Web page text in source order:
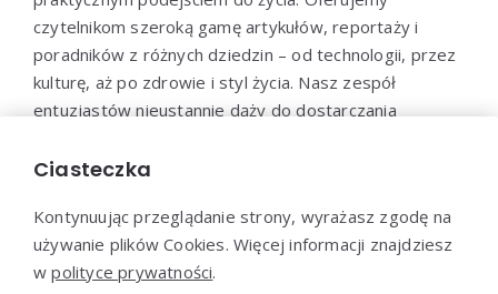
czytelnikom szeroką gamę artykułów, reportaży i
poradników z różnych dziedzin – od technologii, przez
kulturę, aż po zdrowie i styl życia. Nasz zespół
entuzjastów nieustannie dąży do dostarczania
poszerzyć horyzonty i efektywnie wykorzystać
Ciasteczka
Kontynuując przeglądanie strony, wyrażasz zgodę na
używanie plików Cookies. Więcej informacji znajdziesz
wpolityce prywatności.